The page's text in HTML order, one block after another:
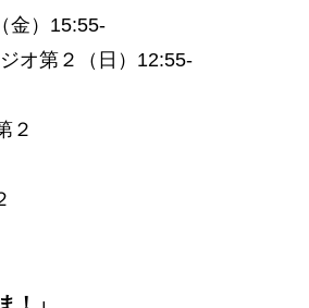
金）15:55-
オ第２（日）12:55-
２
！」